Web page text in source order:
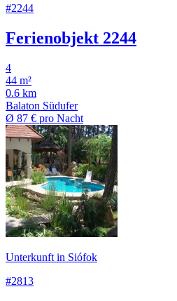
#2244
Ferienobjekt 2244
4
44 m²
0.6 km
Balaton Südufer
Ø 87 € pro Nacht
Unterkunft in Siófok
#2813